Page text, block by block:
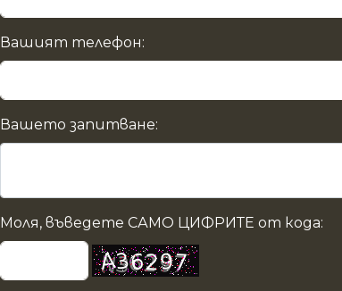
Вашият телефон:
Вашето запитване:
Моля, въведете САМО ЦИФРИТЕ от кода: